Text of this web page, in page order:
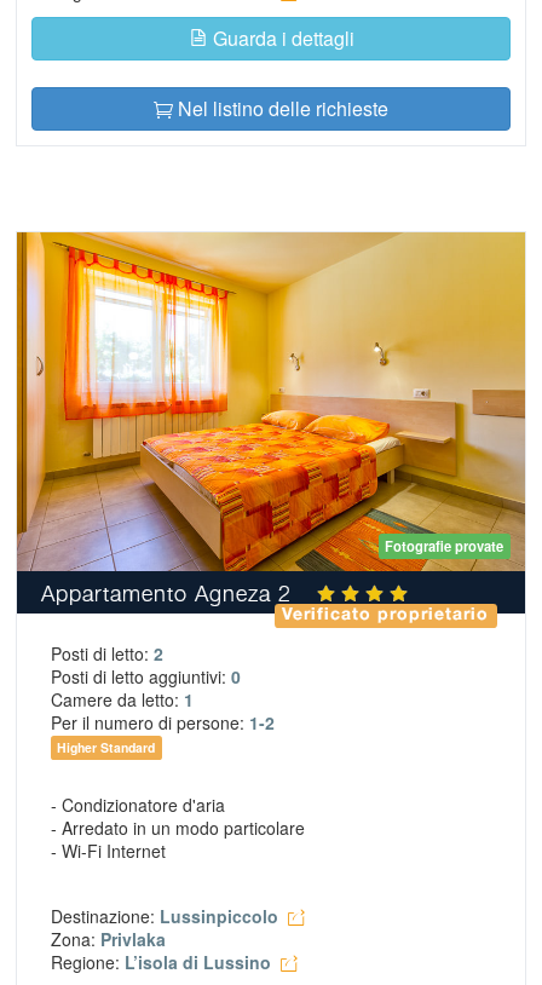
Guarda i dettagli
Nel listino delle richieste
Fotografie provate
Appartamento Agneza 2
Verificato proprietario
Posti di letto: 2
Posti di letto aggiuntivi: 0
Camere da letto: 1
Per il numero di persone: 1-2
Higher Standard
- Condizionatore d'aria
- Arredato in un modo particolare
- Wi-Fi Internet
Destinazione: Lussinpiccolo
Zona: Privlaka
Regione: L’isola di Lussino